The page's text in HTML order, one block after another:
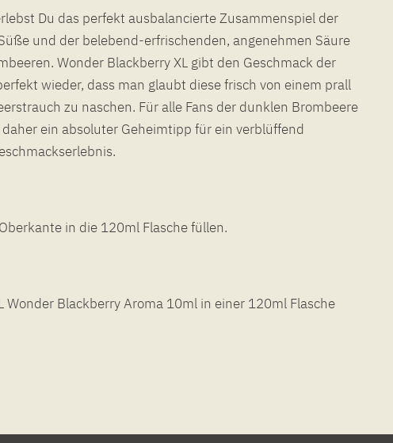
Du das perfekt ausbalancierte Zusammenspiel der
und der belebend-erfrischenden, angenehmen Säure
Wonder Blackberry XL gibt den Geschmack der
wieder, dass man glaubt diese frisch von einem prall
zu naschen. Für alle Fans der dunklen Brombeere
ein absoluter Geheimtipp für ein verblüffend
in die 120ml Flasche füllen.
Wonder Blackberry Aroma 10ml in einer 120ml Flasche